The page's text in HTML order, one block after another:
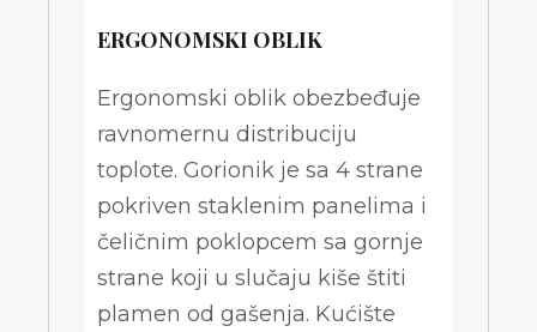
ERGONOMSKI OBLIK
Ergonomski oblik obezbeđuje
ravnomernu distribuciju
toplote. Gorionik je sa 4 strane
pokriven staklenim panelima i
čeličnim poklopcem sa gornje
strane koji u slučaju kiše štiti
plamen od gašenja. Kućište